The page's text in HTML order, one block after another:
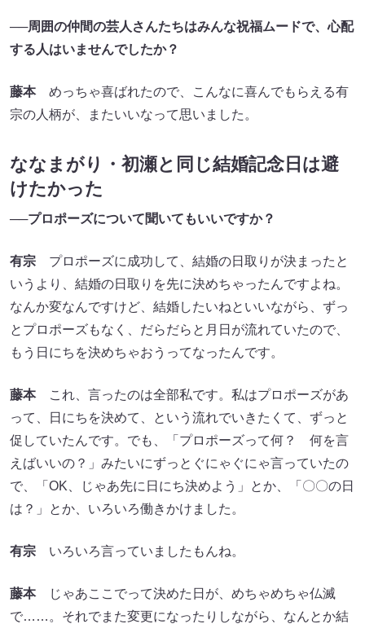
──周囲の仲間の芸人さんたちはみんな祝福ムードで、心配
する人はいませんでしたか？
藤本めっちゃ喜ばれたので、こんなに喜んでもらえる有
宗の人柄が、またいいなって思いました。
ななまがり・初瀬と同じ結婚記念日は避
けたかった
──プロポーズについて聞いてもいいですか？
有宗 プロポーズに成功して、結婚の日取りが決まったと
いうより、結婚の日取りを先に決めちゃったんですよね。
なんか変なんですけど、結婚したいねといいながら、ずっ
とプロポーズもなく、だらだらと月日が流れていたので、
もう日にちを決めちゃおうってなったんです。
藤本これ、言ったのは全部私です。私はプロポーズがあ
って、日にちを決めて、という流れでいきたくて、ずっと
促していたんです。でも、「プロポーズって何？ 何を言
えばいいの？」みたいにずっとぐにゃぐにゃ言っていたの
で、「OK、じゃあ先に日にち決めよう」とか、「〇〇の日
は？」とか、いろいろ働きかけました。
有宗 いろいろ言っていましたもんね。
藤本じゃあここでって決めた日が、めちゃめちゃ仏滅
で……。それでまた変更になったりしながら、なんとか結